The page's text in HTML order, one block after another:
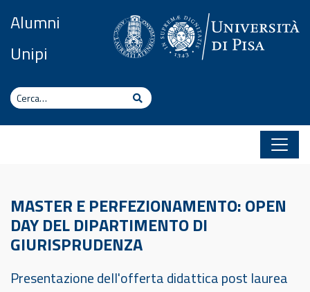
Alumni
Unipi
Cerca Cerca
MASTER E PERFEZIONAMENTO: OPEN
DAY DEL DIPARTIMENTO DI
GIURISPRUDENZA
Presentazione dell'offerta didattica post laurea